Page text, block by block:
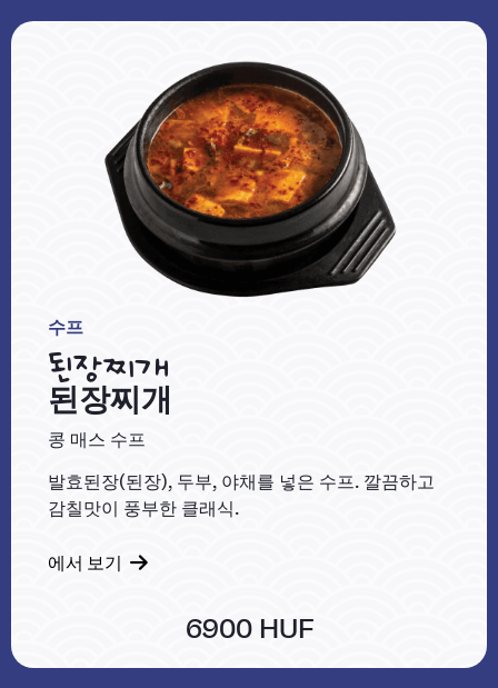
수프
된장찌개
된장찌개
콩 매스 수프
발효된장(된장), 두부, 야채를 넣은 수프. 깔끔하고
감칠맛이 풍부한 클래식.
에서 보기
6900 HUF